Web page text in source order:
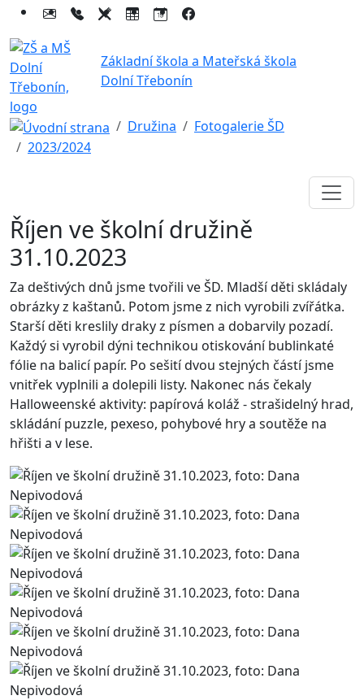
Základní škola a Mateřská škola
Dolní Třebonín
Družina
Fotogalerie ŠD
2023/2024
Říjen ve školní družině
31.10.2023
Za deštivých dnů jsme tvořili ve ŠD. Mladší děti skládaly
obrázky z kaštanů. Potom jsme z nich vyrobili zvířátka.
Starší děti kreslily draky z písmen a dobarvily pozadí.
Každý si vyrobil dýni technikou otiskování bublinkaté
fólie na balicí papír. Po sešití dvou stejných částí jsme
vnitřek vyplnili a dolepili listy. Nakonec nás čekaly
Halloweenské aktivity: papírová koláž - strašidelný hrad,
skládání puzzle, pexeso, pohybové hry a soutěže na
hřišti a v lese.